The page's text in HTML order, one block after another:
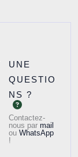
UNE
QUESTIO
NS ?
Contactez-
nous par mail
ou WhatsApp
!